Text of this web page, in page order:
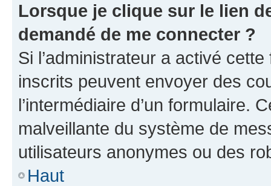
Lorsque je clique sur le lien
demandé de me connecter ?
Si l’administrateur a activé
inscrits peuvent envoyer des
l’intermédiaire d’un formulaire.
malveillante du système de
utilisateurs anonymes ou des
Haut